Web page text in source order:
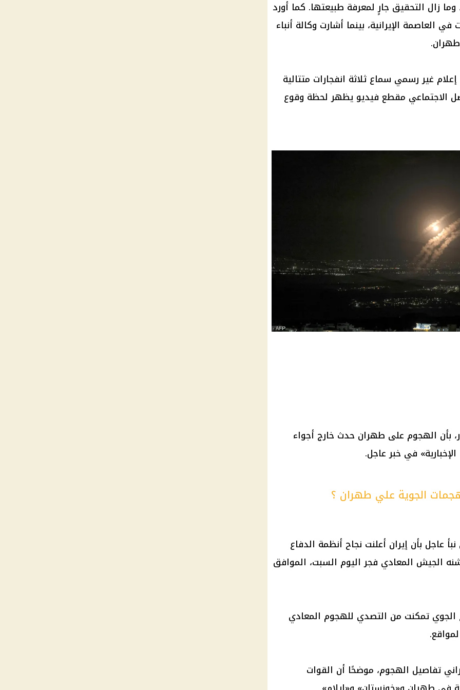
زال التحقيق جارٍ لمعرفة طبيعتها. كما أورد
العاصمة الإيرانية، بينما أشارت وكالة أنباء
غير رسمي سماع ثلاثة انفجارات متتالية
الاجتماعي مقطع فيديو يظهر لحظة وقوع
بأن الهجوم على طهران حدث خارج أجواء
في خبر عاجل.
الجوية علي طهران ؟
عاجل بأن إيران أعلنت نجاح أنظمة الدفاع
الجيش المعادي فجر اليوم السبت، الموافق
الجوي تمكنت من التصدي للهجوم المعادي
تفاصيل الهجوم، موضحًا أن القوات